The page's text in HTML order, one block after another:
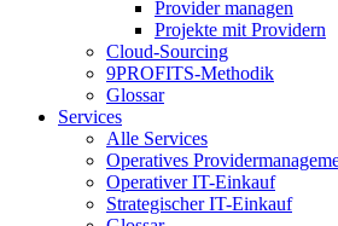
Provider managen
Projekte mit Providern
Cloud-Sourcing
9PROFITS-Methodik
Glossar
Services
Alle Services
Operatives
Operativer IT-Einkauf
Strategischer IT-Einkauf